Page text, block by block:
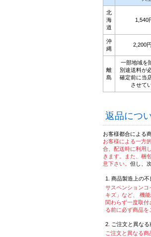
北
海
道
1,540
沖
縄
2,200
離
島
一部地域を
別途送料が
確定前に当
させて
返品につ
お客様都合による
お客様による一方
合、配送時に利用
きます。また、梱
意下さい。 但し、
商品製造上の
サスペンションコ
キズ」など、 機
関わらず一度取付
る前に必ず商品を
ご注文と異な
ご注文と異なる